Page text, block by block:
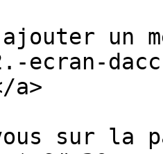
ajouter un
ecran-
a>
sur la